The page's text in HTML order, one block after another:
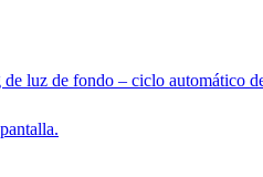
luz de fondo – ciclo automático